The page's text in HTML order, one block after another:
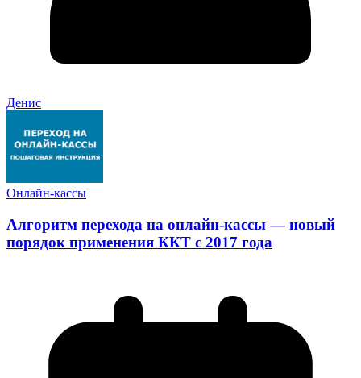
Денис
Онлайн-кассы
Алгоритм перехода на онлайн-кассы — новый
порядок применения ККТ с 2017 года